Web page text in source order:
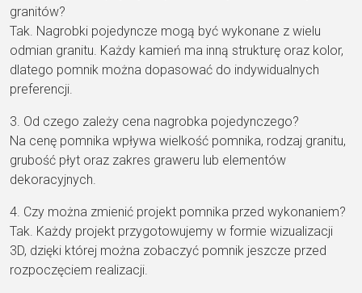
granitów?
Tak. Nagrobki pojedyncze mogą być wykonane z wielu
odmian granitu. Każdy kamień ma inną strukturę oraz kolor,
dlatego pomnik można dopasować do indywidualnych
preferencji.
3. Od czego zależy cena nagrobka pojedynczego?
Na cenę pomnika wpływa wielkość pomnika, rodzaj granitu,
grubość płyt oraz zakres graweru lub elementów
dekoracyjnych.
4. Czy można zmienić projekt pomnika przed wykonaniem?
Tak. Każdy projekt przygotowujemy w formie wizualizacji
3D, dzięki której można zobaczyć pomnik jeszcze przed
rozpoczęciem realizacji.